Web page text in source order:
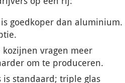
goedkoper dan aluminium.
kozijnen vragen meer
om te produceren.
is standaard; triple glas